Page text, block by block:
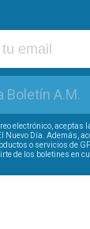
Boletín A.M.
electrónico, aceptas
Nuevo Día. Además,
o servicios de
de los boletines en